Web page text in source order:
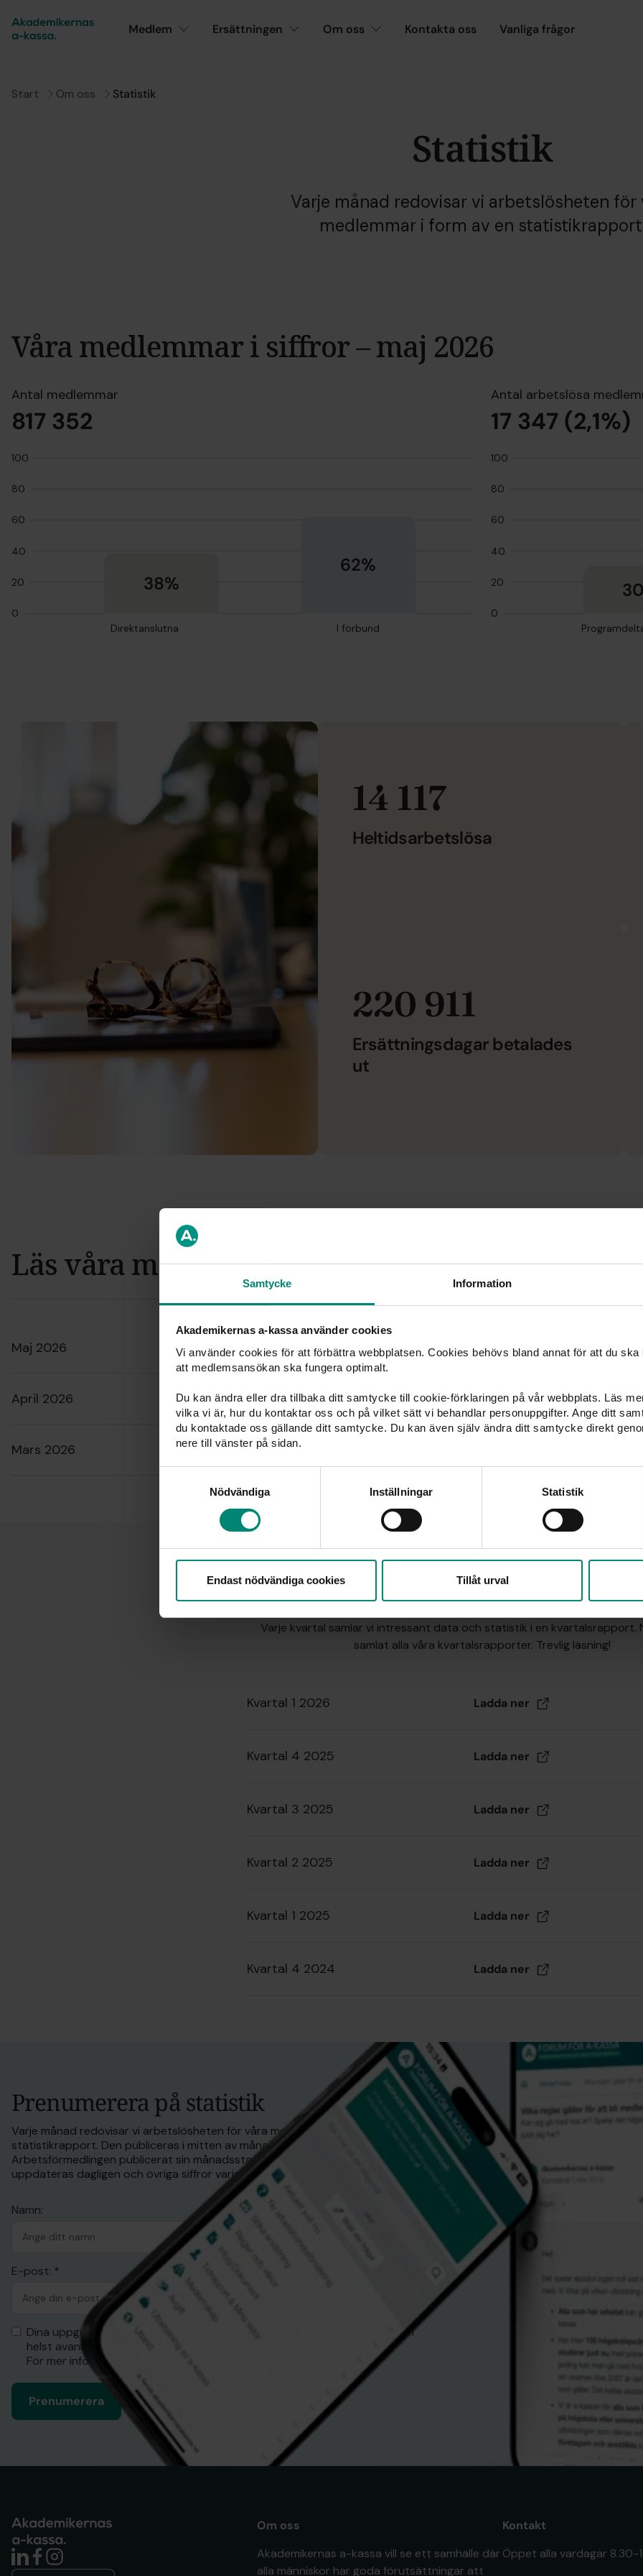
Samtycke Information
Akademikernas a-kassa använder cookies
Vi använder cookies för att förbättra webbplatsen. Cookies behövs bland annat för att du
att medlemsansökan ska fungera optimalt.
Du kan ändra eller dra tillbaka ditt samtycke till cookie-förklaringen på vår webbplats. Läs
vilka vi är, hur du kontaktar oss och på vilket sätt vi behandlar personuppgifter. Ange ditt
du kontaktade oss gällande ditt samtycke. Du kan även själv ändra ditt samtycke direkt
nere till vänster på sidan.
Nödvändiga
Inställningar Statistik
Endast nödvändiga cookies Tillåt urval
Medlem Ersättningen Om oss Kontakta oss Vanliga frågor
Gå till
Start Gå till
Om oss Statistik
Statistik
Varje månad redovisar vi arbetslösheten för
medlemmar i form av en
Våra medlemmar i siffror – maj 2026
Antal medlemmar
817 352
100
80
60
40
20
0
38%
Direktanslutna
62%
I förbund
Antal arbetslösa
17 347 (2,1%)
100
80
60
40
20
0
14 117
Heltidsarbetslösa
220 911
Ersättningsdagar betalades
ut
Läs våra månadsrapporter
Maj 2026 Ladda ner
April 2026 Laddaner
Mars 2026
Februari 2026
Januari 2026
Läs våra
Varje kvartal samlar vi intressant data och statistik i en kvartalsrapport.
samlat alla våra kvartalsrapporter. Trevlig läsning!
Kvartal 1 2026 Ladda ner
Kvartal 4 2025 Ladda ner
Kvartal 3 2025 Ladda ner
Kvartal 2 2025 Ladda ner
Kvartal 1 2025 Ladda ner
Kvartal 4 2024 Ladda ner
Prenumerera på statistik
Varje månad redovisar vi arbetslösheten för våra medlemmar i form av en
statistikrapport. Den publiceras i mitten av månaden efter att
Arbetsförmedlingen publicerat sin månadsstatistik. Antalet medlemmar
uppdateras dagligen och övriga siffror varje månad.
Namn:
E-post: *
Dina uppgifter kommer inte att delas med tredje part, och du kan när som
helst avanmäla dig från framtida utskick.
För mer information, läs
Prenumerera
Om oss
Akademikernas a-kassa vill se ett samhälle där
alla människor har goda förutsättningar att
Kontakt
Öppet alla vardagar 8.30-